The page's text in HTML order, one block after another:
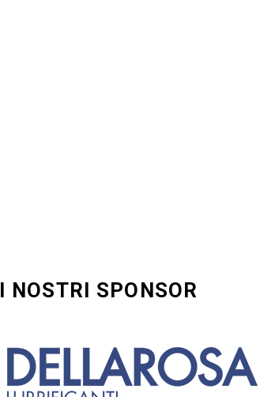
I NOSTRI SPONSOR